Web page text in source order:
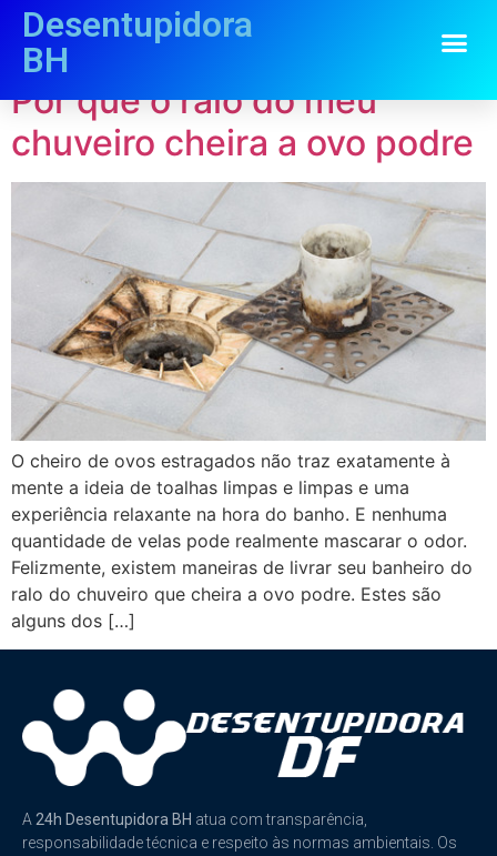
Desentupidora
BH
Tag:ovo podre
Por que o ralo do meu
chuveiro cheira a ovo podre
O cheiro de ovos estragados não traz exatamente à
mente a ideia de toalhas limpas e limpas e uma
experiência relaxante na hora do banho. E nenhuma
quantidade de velas pode realmente mascarar o odor.
Felizmente, existem maneiras de livrar seu banheiro do
ralo do chuveiro que cheira a ovo podre. Estes são
alguns dos […]
A24h Desentupidora BH atua com transparência,
responsabilidade técnica e respeito às normas ambientais. Os